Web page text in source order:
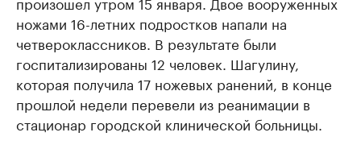
ножами 16-летних подростков напали на
четвероклассников. В результате были
госпитализированы 12 человек. Шагулину,
которая получила 17 ножевых ранений, в конце
прошлой недели перевели из реанимации в
стационар городской клинической больницы.